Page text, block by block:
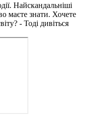
Найскандальніші
маєте знати. Хочете
- Тоді дивіться